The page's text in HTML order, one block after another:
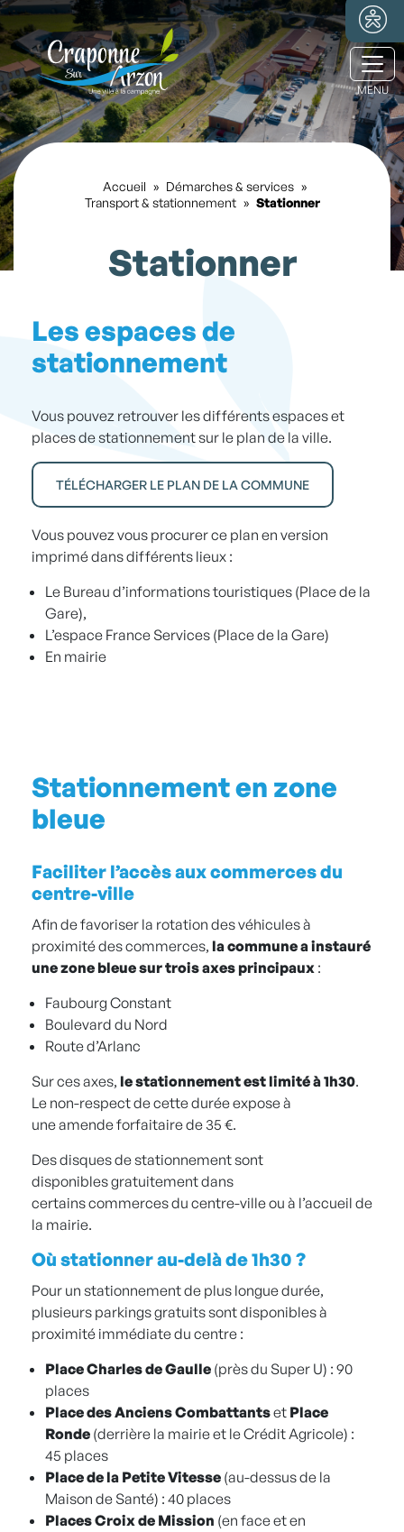
Accueil » Démarches & services »
Transport & stationnement » Stationner
Stationner
Les espaces de
stationnement
Vous pouvez retrouver les différents espaces et
places de stationnement sur le plan de la ville.
TÉLÉCHARGER LE PLAN DE LA COMMUNE
Vous pouvez vous procurer ce plan en version
imprimé dans différents lieux :
Le Bureau d’informations touristiques (Place de la
Gare),
L’espace France Services (Place de la Gare)
En mairie
Stationnement en zone
bleue
Faciliter l’accès aux commerces du
centre-ville
Afin de favoriser la rotation des véhicules à
proximité des commerces, la commune a instauré
une zone bleue sur trois axes principaux :
Faubourg Constant
Boulevard du Nord
Route d’Arlanc
Sur ces axes, le stationnement est limité à 1h30.
Le non-respect de cette durée expose à
une amende forfaitaire de 35 €.
Des disques de stationnement sont
disponibles gratuitement dans
certains commerces du centre-ville ou à l’accueil de
la mairie.
Où stationner au-delà de 1h30 ?
Pour un stationnement de plus longue durée,
plusieurs parkings gratuits sont disponibles à
proximité immédiate du centre :
Place Charles de Gaulle (près du Super U) : 90
places
Place des Anciens Combattantset Place
Ronde (derrière la mairie et le Crédit Agricole) :
45 places
Place de la Petite Vitesse (au-dessus de la
Maison de Santé) : 40 places
Places Croix de Mission (en face et en